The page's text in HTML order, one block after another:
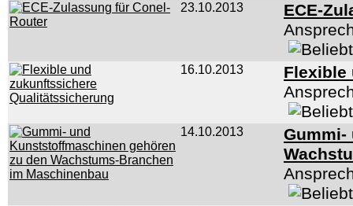
23.10.2013
ECE-
16.10.2013
Flexible
14.10.2013
Gummi-